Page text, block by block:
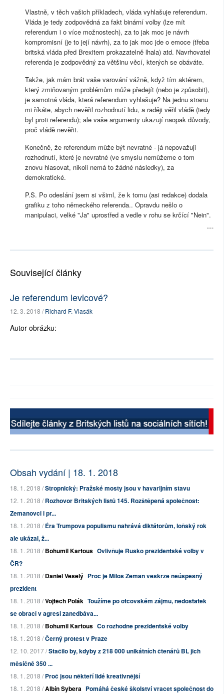
Vlastně, v těch vašich příkladech, vláda vyhlašuje referendum.
Vláda je tedy zodpovědná za fakt binární volby (lze mít
referendum i o více možnostech), za to jak moc je návrh
kompromisní (je to její návrh), za to jak moc jde o emoce (třeba
britská vláda před Brexitem prokazatelně lhala) atd. Navrhovatel
referenda je zodpovědný za většinu věcí, kterých se obáváte.
Takže, jak mám brát vaše varování vážně, když tím aktérem,
který zmiňovaným problémům může předejít (nebo je způsobit),
je samotná vláda, která referendum vyhlašuje? Na jednu stranu
mi říkáte, abych nevěřil rozhodnutí lidu, a raději věřil vládě (tedy
byl proti referendu); ale vaše argumenty ukazují naopak důvody,
proč vládě nevěřit.
Konečně, že referendum může být nevratné - já nepovažuji
rozhodnutí, které je nevratné (ve smyslu nemůžeme o tom
znovu hlasovat, nikoli nemá to žádné následky), za
demokratické.
P.S. Po odeslání jsem si všiml, že k tomu (asi redakce) dodala
grafiku z toho německého referenda.. Opravdu nešlo o
manipulaci, velké "Ja" uprostřed a vedle v rohu se krčící "Nein".
Související články
Je referendum levicové?
12. 3. 2018 /Richard F. Vlasák
Autor obrázku:
Obsah vydání | 18. 1. 2018
18. 1. 2018 /Stropnický: Pražské mosty jsou v havarijním stavu
12. 1. 2018 /Rozhovor Britských listů 145. Rozštěpená společnost:
Zemanovci i pr...
18. 1. 2018 /Éra Trumpova populismu nahrává diktátorům, loňský rok
ale ukázal, ž...
18. 1. 2018 /Bohumil Kartous Ovlivňuje Rusko prezidentské volby v
ČR?
18. 1. 2018 /Daniel Veselý Proč je Miloš Zeman veskrze neúspěšný
prezident
18. 1. 2018 /Vojtěch Polák Toužíme po otcovském zájmu, nedostatek
se obrací v agresi zanedbáva...
18. 1. 2018 /Bohumil Kartous Co rozhodne prezidentské volby
18. 1. 2018 /Černý protest v Praze
12. 10. 2017 /Stačilo by, kdyby z 218 000 unikátních čtenářů BL jich
měsíčně 350 ...
18. 1. 2018 /Proč jsou někteří lidé kreativnější
18. 1. 2018 /Albín Sybera Pomáhá české školství vracet společnost do